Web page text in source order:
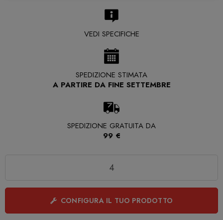
VEDI SPECIFICHE
SPEDIZIONE STIMATA
A PARTIRE DA FINE SETTEMBRE
SPEDIZIONE GRATUITA DA
99 €
CONFIGURA IL TUO PRODOTTO